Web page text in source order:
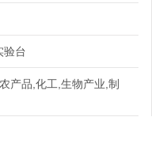
验台
产品,化工,生物产业,制